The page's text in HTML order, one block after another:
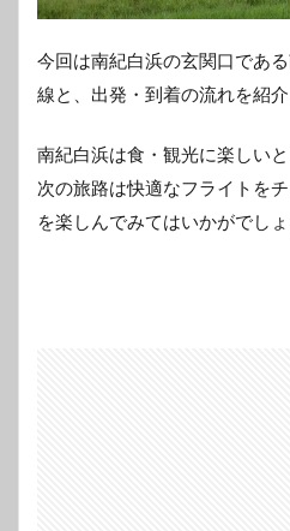
今回は南紀白浜の玄関口であ
線と、出発・到着の流れを紹介
南紀白浜は食・観光に楽しい
次の旅路は快適なフライトを
を楽しんでみてはいかがでしょ